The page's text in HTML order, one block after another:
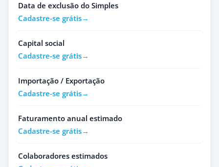
Data de exclusão do Simples
Cadastre-se grátis
Capital social
Cadastre-se grátis
Importação / Exportação
Cadastre-se grátis
Faturamento anual estimado
Cadastre-se grátis
Colaboradores estimados